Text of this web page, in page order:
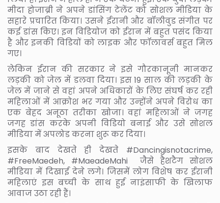
मीदा होजाब्री ने अपने डांसिंग टेलेंट को सोशल मीडिया के
सहारे प्रचारित किया। उसने ईरानी और बॉलीवुड संगीत पर
कई डांस किए। इन विडियोज को ईरान में बहुत पसंद किया
है और इनकी विडियों को लाइक और फॉलावर्स बहुत मिल
गए।
लेकिन ईरान की सरकार ने इसे गौरकानूनी मानकर
लड़की को जेल में डलवा दिया। इस 19 साल की लड़की के
जेल में जाने से वहां अपने अधिकारों के लिए संघर्ष कर रही
महिलाओं में आक्रोश भर गया और उन्‍होंने अपने विरोध का
एक बेहद अनूठा तरीका खोजा। वहां महिलाओं ने जगह
जगह डांस करके अपनी विडियो बनाई और उसे सोशल
मीडिया में अपलोड करना शुरू कर दिया।
इसके बाद देखते ही देखते #Dancingisnotacrime,
#FreeMaedeh, #MaeadeMahi जैसे हैशटैग सोशल
मीडिया में दिखाई देने लगे। जिसमें लोग विशेष कर ईरानी
महिलाएं इस बच्‍ची के साथ हुई नाइंसाफी के खिलाफ
आवाज उठा रही हैं।